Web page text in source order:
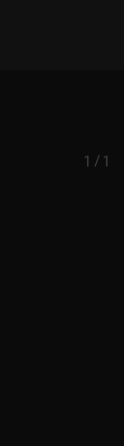
1 / 1